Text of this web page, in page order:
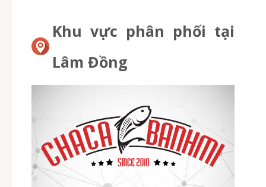
Khu vực phân phối tại
Lâm Đồng